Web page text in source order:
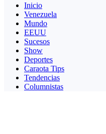
Inicio
Venezuela
Mundo
EEUU
Sucesos
Show
Deportes
Caraota Tips
Tendencias
Columnistas